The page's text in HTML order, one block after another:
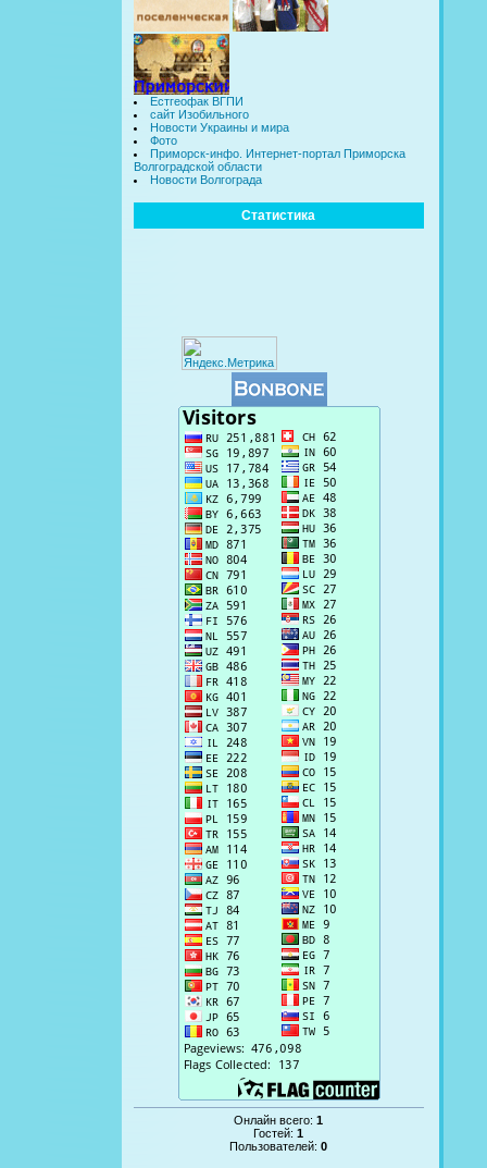
Естгеофак ВГПИ
сайт Изобильного
Новости Украины и мира
Фото
Приморск-инфо. Интернет-портал Приморска
Волгоградской области
Новости Волгограда
Статистика
Онлайн всего:1
Гостей:1
Пользователей:0